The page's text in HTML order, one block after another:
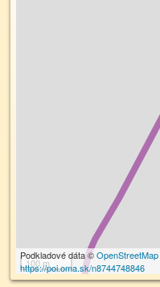
100 m
Podkladové dáta ©OpenStreetMap
https://poi.oma.sk/n8744748846